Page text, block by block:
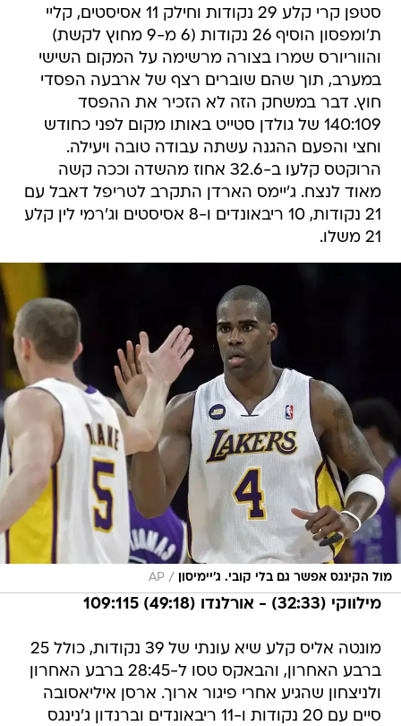
סטפן קרי קלע 29 נקודות וחילק 11 אסיסטים, קליי
ת'ומפסון הוסיף 26 נקודות (6 מ-9 מחוץ לקשת)
והווריורס שמרו בצורה מרשימה על המקום השישי
במערב, תוך שהם שוברים רצף של ארבעה הפסדי
חוץ. דבר במשחק הזה לא הזכיר את ההפסד
140:109 של גולדן סטייט באותו מקום לפני כחודש
וחצי והפעם ההגנה עשתה עבודה טובה ויעילה.
הרוקטס קלעו ב-32.6 אחוז מהשדה וככה קשה
מאוד לנצח. ג'יימס הארדן התקרב לטריפל דאבל עם
21 נקודות, 10 ריבאונדים ו-8 אסיסטים וג'רמי לין קלע
21 משלו.
מול הקינגס אפשר גם בלי קובי. ג'יימיסון /
AP
מילווקי (32:33) - אורלנדו (49:18) 109:115
מונטה אליס קלע שיא עונתי של 39 נקודות, כולל 25
ברבע האחרון, והבאקס טסו ל-28:45 ברבע האחרון
ולניצחון שהגיע אחרי פיגור ארוך. ארסן איליאסובה
סיים עם 20 נקודות ו-11 ריבאונדים וברנדון ג'נינגס